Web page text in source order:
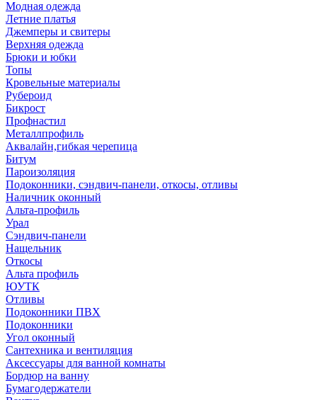
Модная одежда
Летние платья
Джемперы и свитеры
Верхняя одежда
Брюки и юбки
Топы
Кровельные материалы
Рубероид
Бикрост
Профнастил
Металлпрофиль
Аквалайн,гибкая черепица
Битум
Пароизоляция
Подоконники, сэндвич-панели, откосы, отливы
Наличник оконный
Альта-профиль
Урал
Сэндвич-панели
Нащельник
Откосы
Альта профиль
ЮУТК
Отливы
Подоконники ПВХ
Подоконники
Угол оконный
Сантехника и вентиляция
Аксессуары для ванной комнаты
Бордюр на ванну
Бумагодержатели